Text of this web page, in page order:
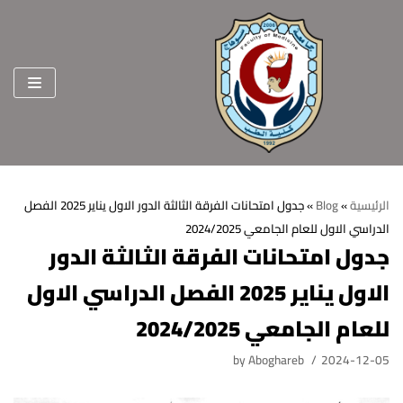
الرئيسية
عن الكلية
الرؤية والرسالة
الاهداف الاستراتيجية
الأقسام العلمية
قطاعات الكلية
الرئيسية»
Blog
»
جدول امتحانات الفرقة الثالثة الدور الاول يناير 2025 الفصل
الدراسي الاول للعام الجامعي 2024/2025
جدول امتحانات الفرقة الثالثة الدور
الاول يناير 2025 الفصل الدراسي الاول
للعام الجامعي 2024/2025
byAboghareb 2024-12-05